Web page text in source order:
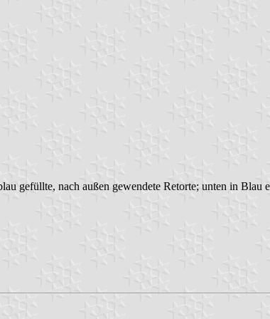
gefüllte, nach außen gewendete Retorte; unten in Blau